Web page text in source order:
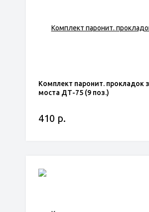
Комплект паронит. прокладок
моста ДТ-75 (9 поз.)
410 р.